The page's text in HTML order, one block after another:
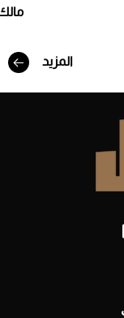
وعصرية
المزيد